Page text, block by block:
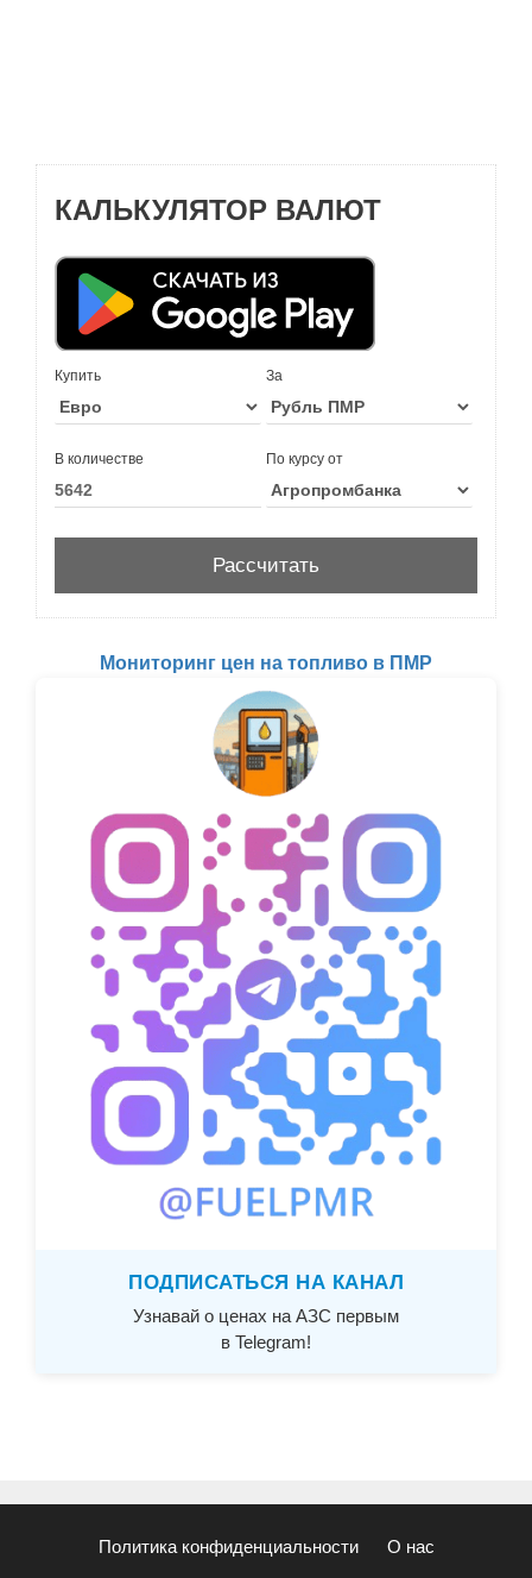
КАЛЬКУЛЯТОР ВАЛЮТ
Купить За
В количестве По курсу от
Мониторинг цен на топливо в ПМР
ПОДПИСАТЬСЯ НА КАНАЛ
Узнавай о ценах на АЗС первым
в Telegram!
Политика конфиденциальности О нас